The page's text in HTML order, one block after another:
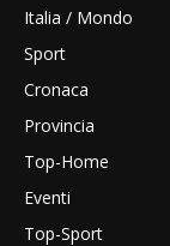
Italia / Mondo
Sport
Cronaca
Provincia
Top-Home
Eventi
Top-Sport